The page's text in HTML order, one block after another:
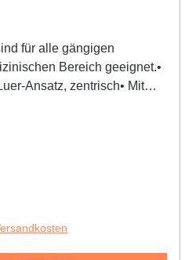
für alle gängigen
Bereich geeignet.•
Ansatz, zentrisch• Mit
bieten Stabilität
Anwendung• Die geriffelte
dazu bei, ein Abrutschen